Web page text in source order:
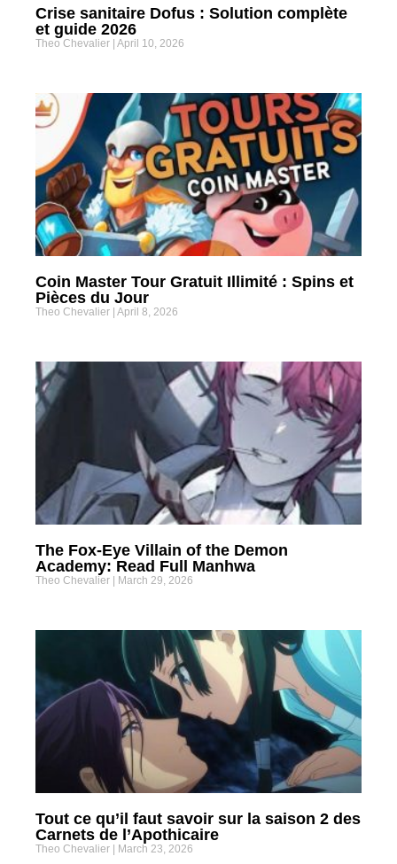
Crise sanitaire Dofus : Solution complète
et guide 2026
Theo Chevalier April 10, 2026
Coin Master Tour Gratuit Illimité : Spins et
Pièces du Jour
Theo Chevalier April 8, 2026
The Fox-Eye Villain of the Demon
Academy: Read Full Manhwa
Theo Chevalier March 29, 2026
Tout ce qu’il faut savoir sur la saison 2 des
Carnets de l’Apothicaire
Theo Chevalier March 23, 2026